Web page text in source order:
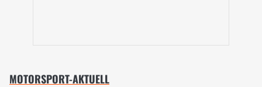
MOTORSPORT-AKTUELL